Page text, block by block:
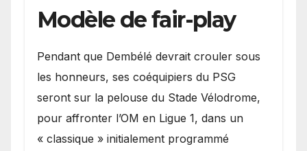
Modèle de fair-play
Pendant que Dembélé devrait crouler sous
les honneurs, ses coéquipiers du PSG
seront sur la pelouse du Stade Vélodrome,
pour affronter l’OM en Ligue 1, dans un
« classique » initialement programmé